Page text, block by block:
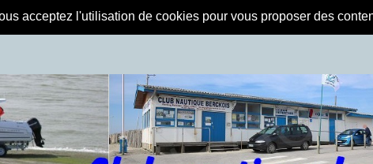
acceptez l'utilisation de cookies pour vous proposer des